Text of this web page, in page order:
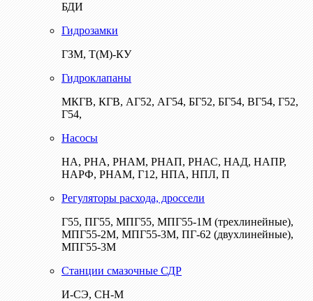
БДИ
Гидрозамки
ГЗМ, Т(М)-КУ
Гидроклапаны
МКГВ, КГВ, АГ52, АГ54, БГ52, БГ54, ВГ54, Г52,
Г54,
Насосы
НА, РНА, РНАМ, РНАП, РНАС, НАД, НАПР,
НАРФ, РНАМ, Г12, НПА, НПЛ, П
Регуляторы расхода, дроссели
Г55, ПГ55, МПГ55, МПГ55-1М (трехлинейные),
МПГ55-2М, МПГ55-3М, ПГ-62 (двухлинейные),
МПГ55-3М
Станции смазочные СДР
И-СЭ, СН-М